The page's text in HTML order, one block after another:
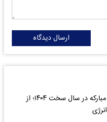
ارسال دیدگاه
اتمام پروژه‌های راهبردی فولاد مبارکه در سال سخت ۱۴۰۴؛ از